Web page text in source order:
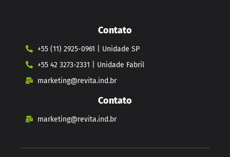
Contato
+55 (11) 2925-0961 | Unidade SP
+55 42 3273-2331 | Unidade Fabril
marketing@revita.ind.br
Contato
marketing@revita.ind.br